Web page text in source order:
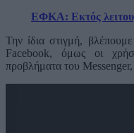
ΕΦΚΑ: Εκτός
Την ίδια στιγμή,
Facebook, όμως οι
προβλήματα του